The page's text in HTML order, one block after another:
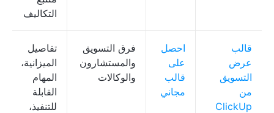
التكاليف
قالب
عرض
التسويق
من
ClickUp
احصل
على
قالب
مجاني
فرق التسويق
والمستشارون
والوكالات
تفاصيل
الميزانية،
المهام
القابلة
للتنفيذ،